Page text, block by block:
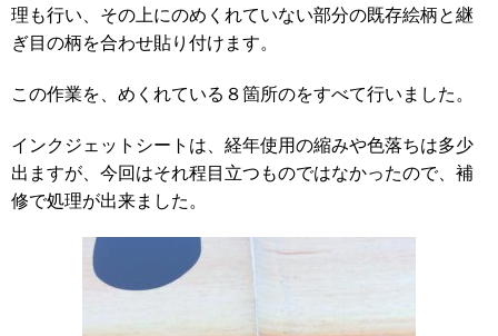
理も行い、その上にのめくれていない部分の既存絵柄と継
ぎ目の柄を合わせ貼り付けます。
この作業を、めくれている８箇所のをすべて行いました。
インクジェットシートは、経年使用の縮みや色落ちは多少
出ますが、今回はそれ程目立つものではなかったので、補
修で処理が出来ました。